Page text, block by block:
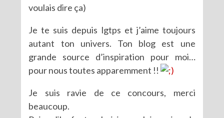
voulais dire ça)
Je te suis depuis lgtps et j’aime toujours
autant ton univers. Ton blog est une
grande source d’inspiration pour moi…
pour nous toutes apparemment !!
Je suis ravie de ce concours, merci
beaucoup.